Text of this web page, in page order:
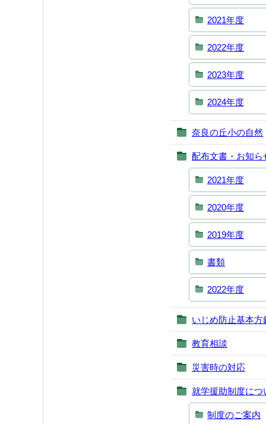
2021年度
2022年度
2023年度
2024年度
奈良の丘小の自然
配布文書・お知ら
2021年度
2020年度
2019年度
書類
2022年度
いじめ防止基本方
教育相談
災害時の対応
就学援助制度につ
制度のご案内